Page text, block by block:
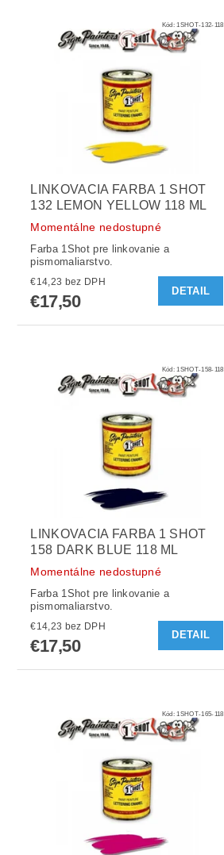
Kód:1SHOT-132-118
LINKOVACIA FARBA 1 SHOT
132 LEMON YELLOW 118 ML
Momentálne nedostupné
Farba 1Shot pre linkovanie a
pismomaliarstvo.
€14,23 bez DPH
€17,50
DETAIL
Kód:1SHOT-158-118
LINKOVACIA FARBA 1 SHOT
158 DARK BLUE 118 ML
Momentálne nedostupné
Farba 1Shot pre linkovanie a
pismomaliarstvo.
€14,23 bez DPH
€17,50
DETAIL
Kód:1SHOT-165-118